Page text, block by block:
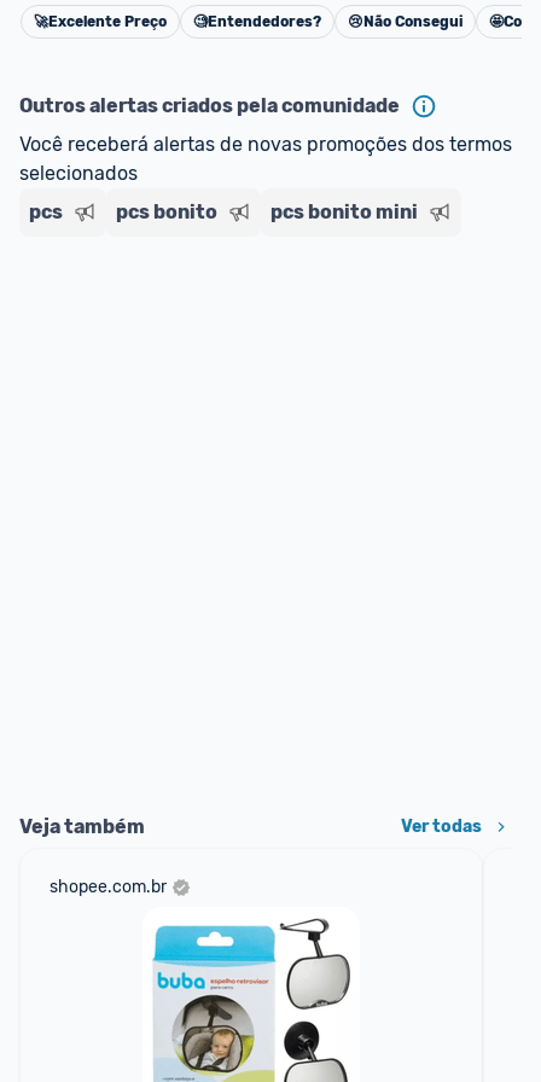
impostos.
Cancelar
🚀Excelente Preço 🧐Entendedores? 😢 Não Consegui 🤩
Outros alertas criados pela comunidade
Você receberá alertas de novas promoções dos termos
selecionados
pcs
pcs bonito pcs bonito mini
Veja também Ver todas
shopee.com.br